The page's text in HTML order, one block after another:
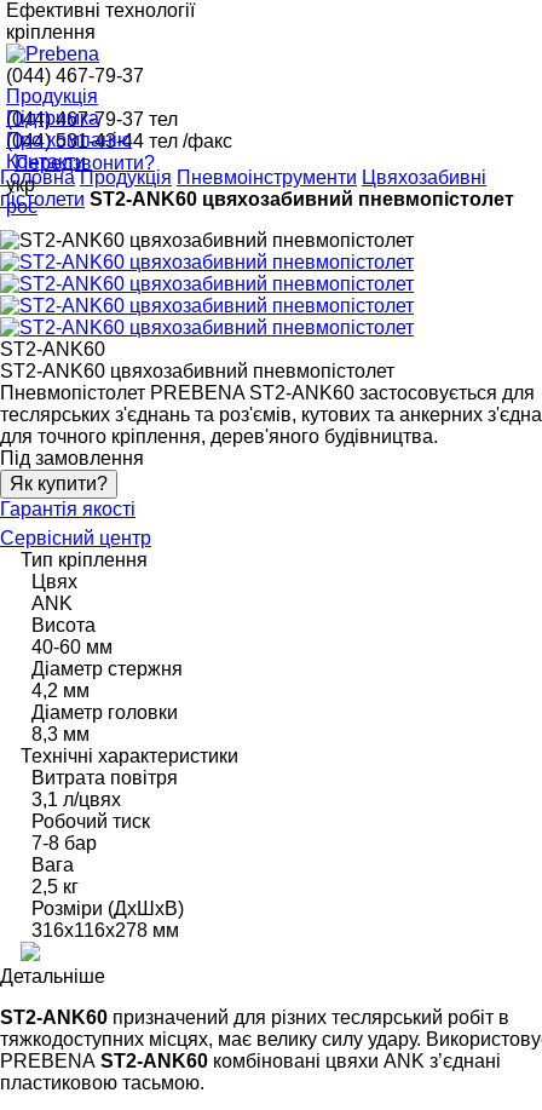
Ефективні технології
кріплення
(044) 467-79-37
(044) 467-79-37 тел
(044) 531-43-44 тел /факс
Передзвонити?
укр
рос
Продукція
Підтримка
Про компанію
Контакти
Головна Продукція Пневмоінструменти Цвяхозабивні
пістолети ST2-ANK60 цвяхозабивний пневмопістолет
ST2-ANK60
ST2-ANK60 цвяхозабивний пневмопістолет
Пневмопістолет PREBENA ST2-ANK60 застосовується для
теслярських з'єднань та роз'ємів, кутових та анкерних
для точного кріплення, дерев'яного будівництва.
Під замовлення
Як купити?
Гарантія якості
Сервісний центр
Тип кріплення
Цвях
ANK
Висота
40-60 мм
Діаметр стержня
4,2 мм
Діаметр головки
8,3 мм
Технічні характеристики
Витрата повітря
3,1 л/цвях
Робочий тиск
7-8 бар
Вага
2,5 кг
Розміри (ДхШхВ)
316x116x278 мм
Детальніше
ST2-ANK60 призначений для різних теслярський робіт в
тяжкодоступних місцях, має велику силу удару.
PREBENA ST2-ANK60 комбіновані цвяхи ANK з’єднані
пластиковою тасьмою.